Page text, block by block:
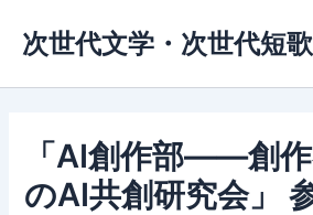
ス
次世代文学・次世代短
「AI創作部——創
のAI共創研究会」